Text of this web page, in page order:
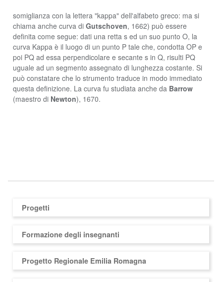
somiglianza con la lettera "kappa" dell'alfabeto greco: ma si
chiama anche curva di Gutschoven, 1662) può essere
definita come segue: dati una retta s ed un suo punto O, la
curva Kappa è il luogo di un punto P tale che, condotta OP e
poi PQ ad essa perpendicolare e secante s in Q, risulti PQ
uguale ad un segmento assegnato di lunghezza costante. Si
può constatare che lo strumento traduce in modo immediato
questa definizione. La curva fu studiata anche da Barrow
(maestro di Newton), 1670.
Progetti
Formazione degli insegnanti
Progetto Regionale Emilia Romagna